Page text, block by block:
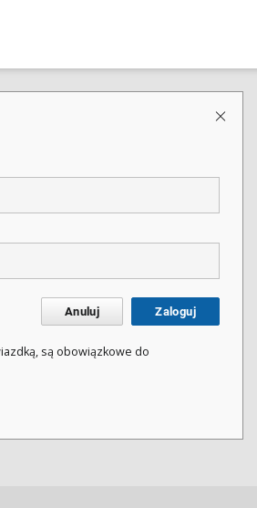
Anuluj Zaloguj
są obowiązkowe do